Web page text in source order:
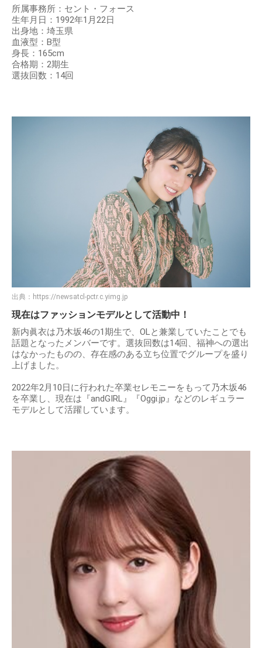
所属事務所：セント・フォース
生年月日：1992年1月22日
出身地：埼玉県
血液型：B型
身長：165cm
合格期：2期生
選抜回数：14回
出典： https://newsatcl-pctr.c.yimg.jp
現在はファッションモデルとして活動中！
新内眞衣は乃木坂46の1期生で、OLと兼業していたことでも
話題となったメンバーです。選抜回数は14回、福神への選出
はなかったものの、存在感のある立ち位置でグループを盛り
上げました。
2022年2月10日に行われた卒業セレモニーをもって乃木坂46
を卒業し、現在は『andGIRL』『Oggi.jp』などのレギュラー
モデルとして活躍しています。